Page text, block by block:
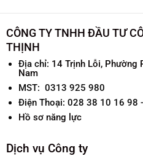
CÔNG TY TNHH ĐẦU TƯ
THỊNH
Địa chỉ: 14 Trịnh Lỗi, Phường
Nam
MST: 0313 925 980
Điện Thoại: 028 38 10 16 98
Hồ sơ năng lực
Dịch vụ Công ty